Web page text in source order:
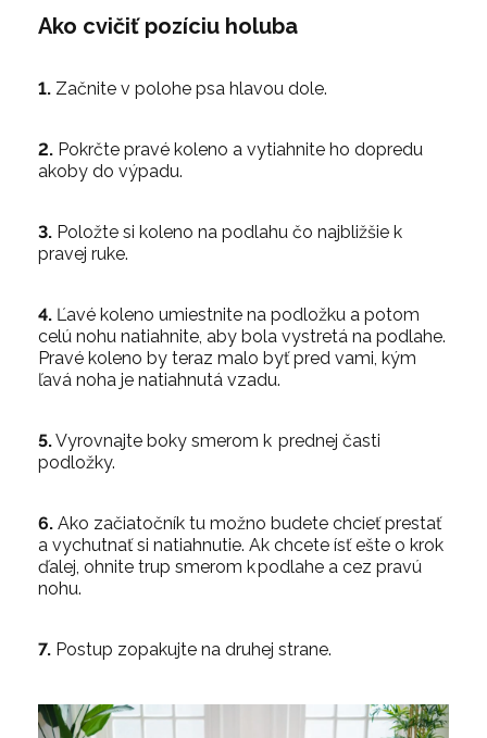
Ako cvičiť pozíciu holuba
1. Začnite v polohe psa hlavou dole.
2. Pokrčte pravé koleno a vytiahnite ho dopredu
akoby do výpadu.
3. Položte si koleno na podlahu čo najbližšie k
pravej ruke.
4. Ľavé koleno umiestnite na podložku a potom
celú nohu natiahnite, aby bola vystretá na podlahe.
Pravé koleno by teraz malo byť pred vami, kým
ľavá noha je natiahnutá vzadu.
5.Vyrovnajte boky smerom k prednej časti
podložky.
6. Ako začiatočník tu možno budete chcieť prestať
a vychutnať si natiahnutie. Ak chcete ísť ešte o krok
ďalej, ohnite trup smerom k podlahe a cez pravú
nohu.
7. Postup zopakujte na druhej strane.